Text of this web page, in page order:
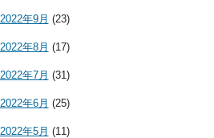
2022年9月 (23)
2022年8月 (17)
2022年7月 (31)
2022年6月 (25)
2022年5月 (11)